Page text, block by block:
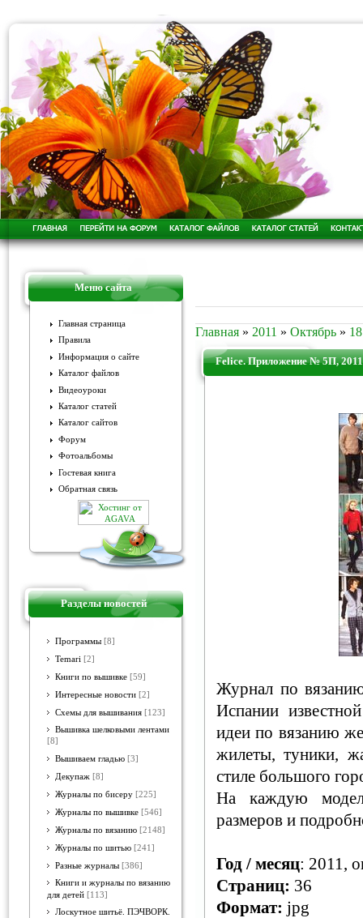
Меню сайта
Главная страница
Правила
Информация о сайте
Каталог файлов
Видеоуроки
Каталог статей
Каталог сайтов
Форум
Фотоальбомы
Гостевая книга
Обратная связь
Разделы новостей
Программы [8]
Temari [2]
Книги по вышивке [59]
Интересные новости [2]
Схемы для вышивания [123]
Вышивка шелковыми лентами
[8]
Вышиваем гладью [3]
Декупаж [8]
Журналы по бисеру [225]
Журналы по вышивке [546]
Журналы по вязанию [2148]
Журналы по шитью [241]
Разные журналы [386]
Книги и журналы по вязанию
для детей [113]
Лоскутное шитьё. ПЭЧВОРК.
Главная » 2011 » Октябрь » 18
Felice. Приложение № 5П, 2011
Журнал по
Испании
идеи по вязанию
жилеты, туники,
стиле большого
На каждую
размеров и
Год / месяц: 2011,
Страниц: 36
Формат: jpg